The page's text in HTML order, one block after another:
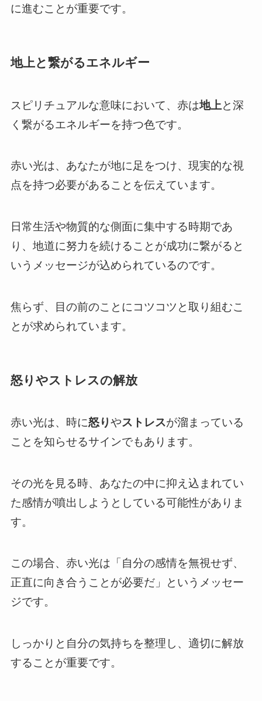
に進むことが重要です。
地上と繋がるエネルギー
スピリチュアルな意味において、赤は地上と深
く繋がるエネルギーを持つ色です。
赤い光は、あなたが地に足をつけ、現実的な視
点を持つ必要があることを伝えています。
日常生活や物質的な側面に集中する時期であ
り、地道に努力を続けることが成功に繋がると
いうメッセージが込められているのです。
焦らず、目の前のことにコツコツと取り組むこ
とが求められています。
怒りやストレスの解放
赤い光は、時に怒りやストレスが溜まっている
ことを知らせるサインでもあります。
その光を見る時、あなたの中に抑え込まれてい
た感情が噴出しようとしている可能性がありま
す。
この場合、赤い光は「自分の感情を無視せず、
正直に向き合うことが必要だ」というメッセー
ジです。
しっかりと自分の気持ちを整理し、適切に解放
することが重要です。